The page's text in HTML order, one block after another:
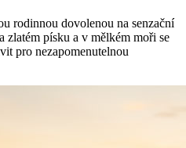
rodinnou dovolenou na senzační
zlatém písku a v mělkém moři se
pro nezapomenutelnou